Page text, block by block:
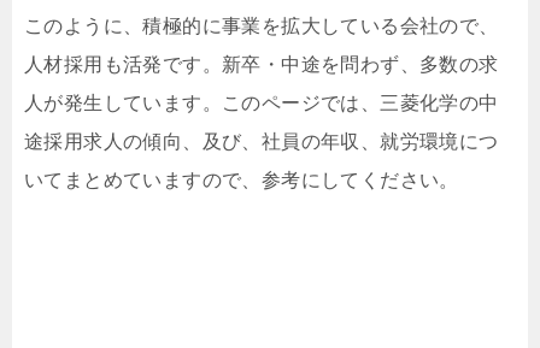
このように、積極的に事業を拡大している会社ので、
人材採用も活発です。新卒・中途を問わず、多数の求
人が発生しています。このページでは、三菱化学の中
途採用求人の傾向、及び、社員の年収、就労環境につ
いてまとめていますので、参考にしてください。